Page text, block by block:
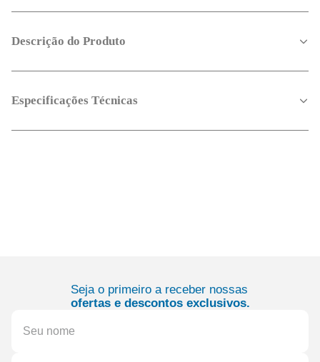
Descrição do Produto
Especificações Técnicas
Seja o primeiro a receber nossas
ofertas e descontos exclusivos.